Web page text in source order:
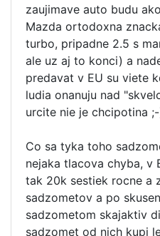
zaujimave auto budu
Mazda ortodoxna
turbo, pripadne 2.5 s
ale uz aj to konci) a
predavat v EU su viete
ludia onanuju nad
urcite nie je chcipotina
Co sa tyka toho
nejaka tlacova chyba, v
tak 20k sestiek rocne a
sadzometov a po
sadzometom skajaktiv
sadzomet od nich kupi